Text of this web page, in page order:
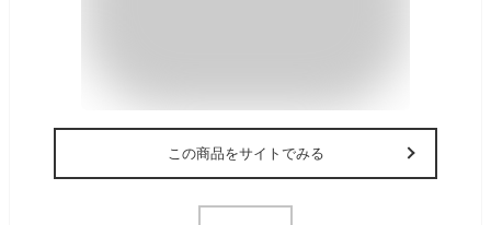
この商品をサイトでみる